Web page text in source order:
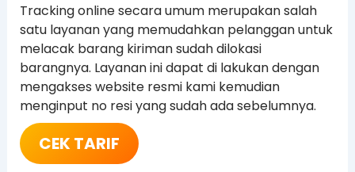
Tracking online secara umum merupakan salah
satu layanan yang memudahkan pelanggan untuk
melacak barang kiriman sudah dilokasi
barangnya. Layanan ini dapat di lakukan dengan
mengakses website resmi kami kemudian
menginput no resi yang sudah ada sebelumnya.
CEK TARIF